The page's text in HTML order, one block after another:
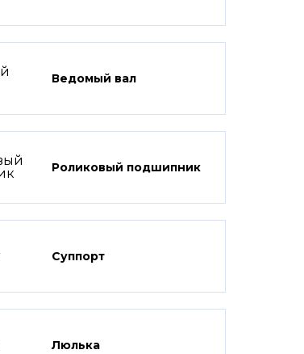
Ведомый вал
Роликовый подшипник
Суппорт
Люлька